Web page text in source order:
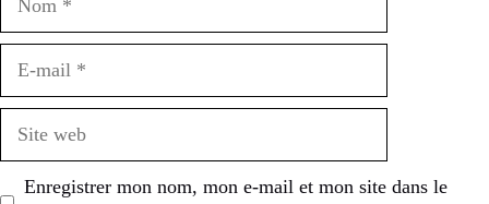
Enregistrer mon nom, mon e-mail et mon site dans le